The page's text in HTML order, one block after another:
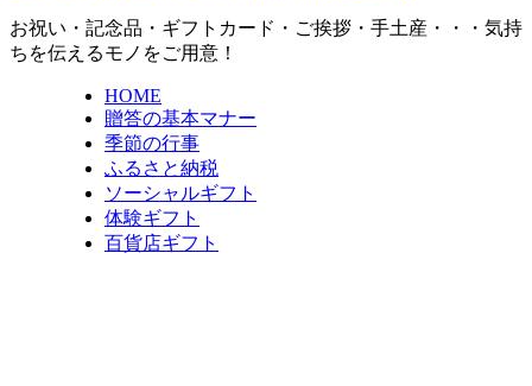
お祝い・記念品・ギフトカード・ご挨拶・手土産・・・気持
ちを伝えるモノをご用意！
HOME
贈答の基本マナー
季節の行事
ふるさと納税
ソーシャルギフト
体験ギフト
百貨店ギフト